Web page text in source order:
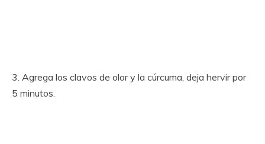
3. Agrega los clavos de olor y la cúrcuma, deja hervir por
5 minutos.